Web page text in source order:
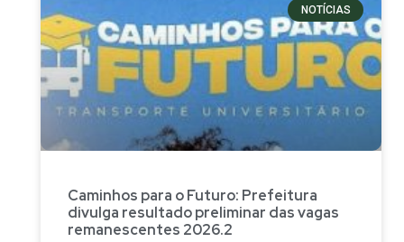
NOTÍCIAS
Caminhos para o Futuro: Prefeitura
divulga resultado preliminar das vagas
remanescentes 2026.2